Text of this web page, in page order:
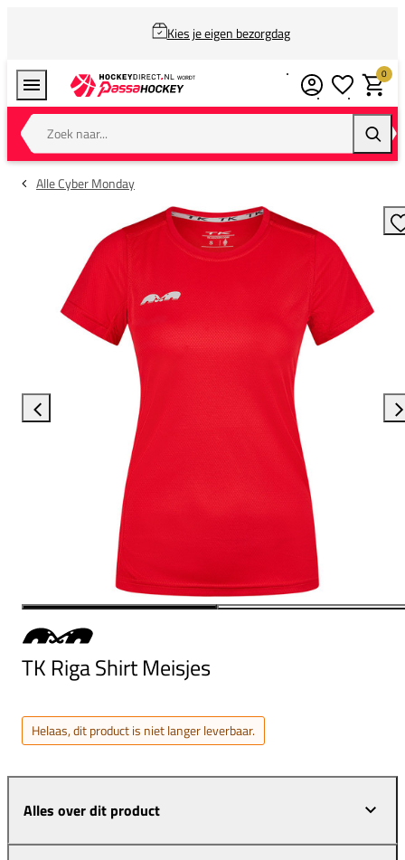
Kies je eigen bezorgdag
Zoek naar...
0
Alle Cyber Monday
TK Riga Shirt Meisjes
Helaas, dit product is niet langer leverbaar.
Alles over dit product